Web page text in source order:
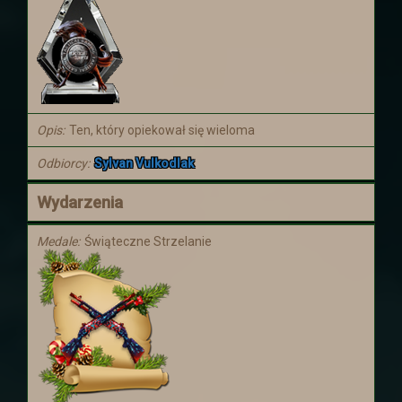
Wydarzenie w dalekiej krainie zostało
ukończone. Postaci wróciły z nagrodami.
Niestety wiedza o tym co się tam
zaczęło dziać jest poza wiedzą
większości z nich.
Aktualizacja
Zapraszamy do Aktualizacji
Zapraszamy Wszystkich na Świąteczną
Ucztę, która odbędzie się od 20 grudnia
do 9 stycznia. Więcej informacji
znajdziecie więcej :)
Opis Ten, który opiekował się wieloma
Odbiorcy Sylvan Vulkodlak
Wydarzenia
Medale Świąteczne Strzelanie